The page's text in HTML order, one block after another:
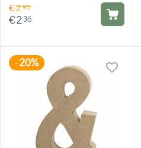
€295
€2 36
-20%